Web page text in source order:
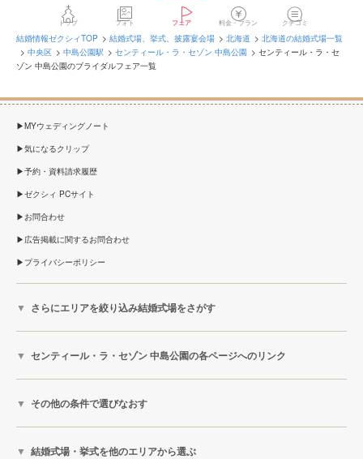
トップ フォト フェア 料金・プラン クチコミ
結婚情報ゼクシィTOP 結婚式場、挙式、披露宴会場 北海道
北海道の結婚式場一覧
中央区
中島公園駅 センティール・ラ・セゾン 中島公園
センティール・ラ・セ
ゾン 中島公園のブライダルフェア一覧
MYウェディングノート
気になるクリップ
予約・資料請求履歴
ゼクシィ PCサイト
お問合わせ
広告掲載に関するお問合わせ
プライバシーポリシー
さらにエリアを絞り込み結婚式場をさがす
センティール・ラ・セゾン 中島公園の各ページへのリンク
その他の条件で選びなおす
結婚式場・挙式を他のエリアから選ぶ